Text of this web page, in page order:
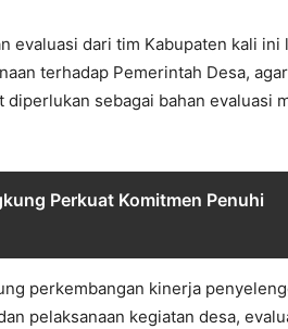
evaluasi dari tim Kabupaten kali ini
terhadap Pemerintah Desa,
sebagai bahan evaluasi
Perkuat Komitmen Penuhi
perkembangan kinerja
pelaksanaan kegiatan desa,